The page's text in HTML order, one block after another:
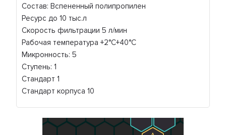
Состав: Вспененный полипропилен
Ресурс до 10 тыс.л
Скорость фильтрации 5 л/мин
Рабочая температура +2°C+40°C
Микронность: 5
Ступень: 1
Стандарт 1
Стандарт корпуса 10